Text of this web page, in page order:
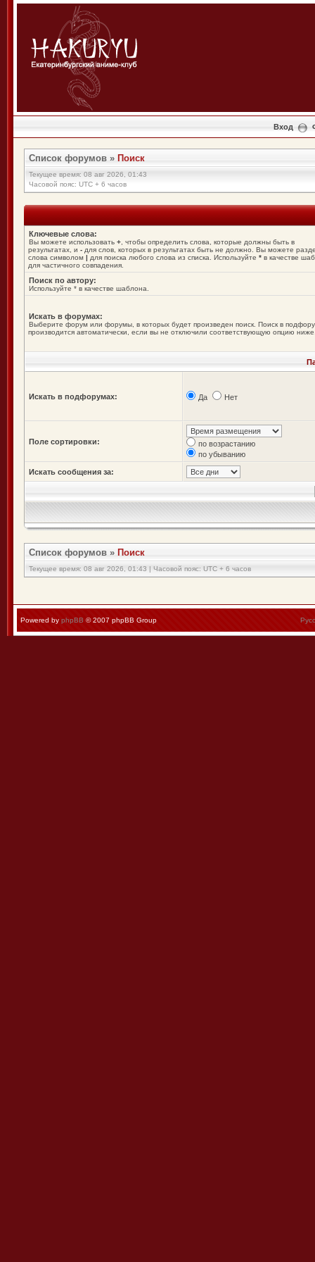
Вход
Список форумов » Поиск
Текущее время: 08 авг 2026, 01:43
Часовой пояс: UTC + 6 часов
Ключевые слова:
Вы можете использовать + , чтобы определить слова, которые должны быть в
результатах, и - для слов, которых в результатах быть не должно. Вы можете
слова символом | для поиска любого слова из списка. Используйте * в качестве
для частичного совпадения.
Поиск по автору:
Используйте * в качестве шаблона.
Искать в форумах:
Выберите форум или форумы, в которых будет произведен поиск. Поиск в
производится автоматически, если вы не отключили соответствующую опцию
Искать в подфорумах: Да Нет
Поле сортировки:
по возрастанию
по убыванию
Искать сообщения за:
Список форумов » Поиск
Текущее время: 08 авг 2026, 01:43 | Часовой пояс: UTC + 6 часов
Powered by phpBB © 2007 phpBB Group